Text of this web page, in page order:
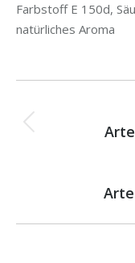
Farbstoff E 150d,
natürliches Aroma